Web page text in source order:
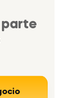
parte